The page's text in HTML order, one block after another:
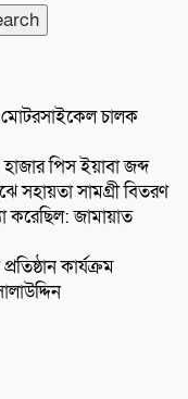
মোটরসাইকেল চালক
পিস ইয়াবা জব্দ
সহায়তা সামগ্রী বিতরণ
করেছিল: জামায়াত
কার্যক্রম